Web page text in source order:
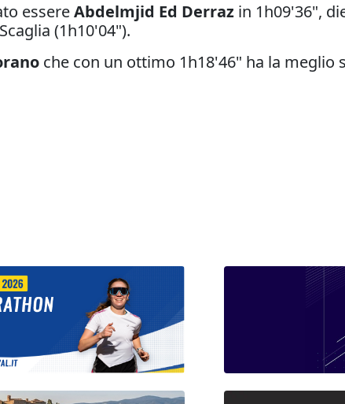
essereAbdelmjid Ed Derraz in 1h09'36",
(1h10'04").
che con un ottimo 1h18'46" ha la meglio